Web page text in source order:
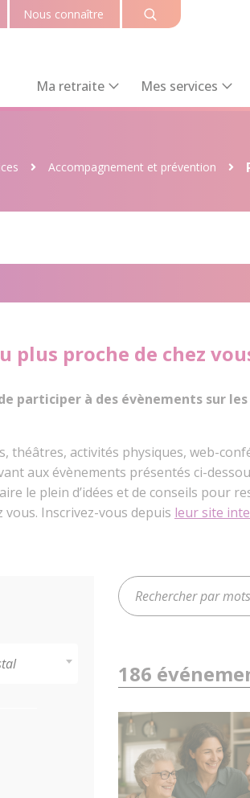
Nous connaître
Ma retraite Mes services
Accompagnement et prévention
plus proche de chez
participer à des évènements sur
théâtres, activités physiques, web-
aux évènements présentés ci-
le plein d’idées et de conseils pour
Inscrivez-vous depuis leur site
186